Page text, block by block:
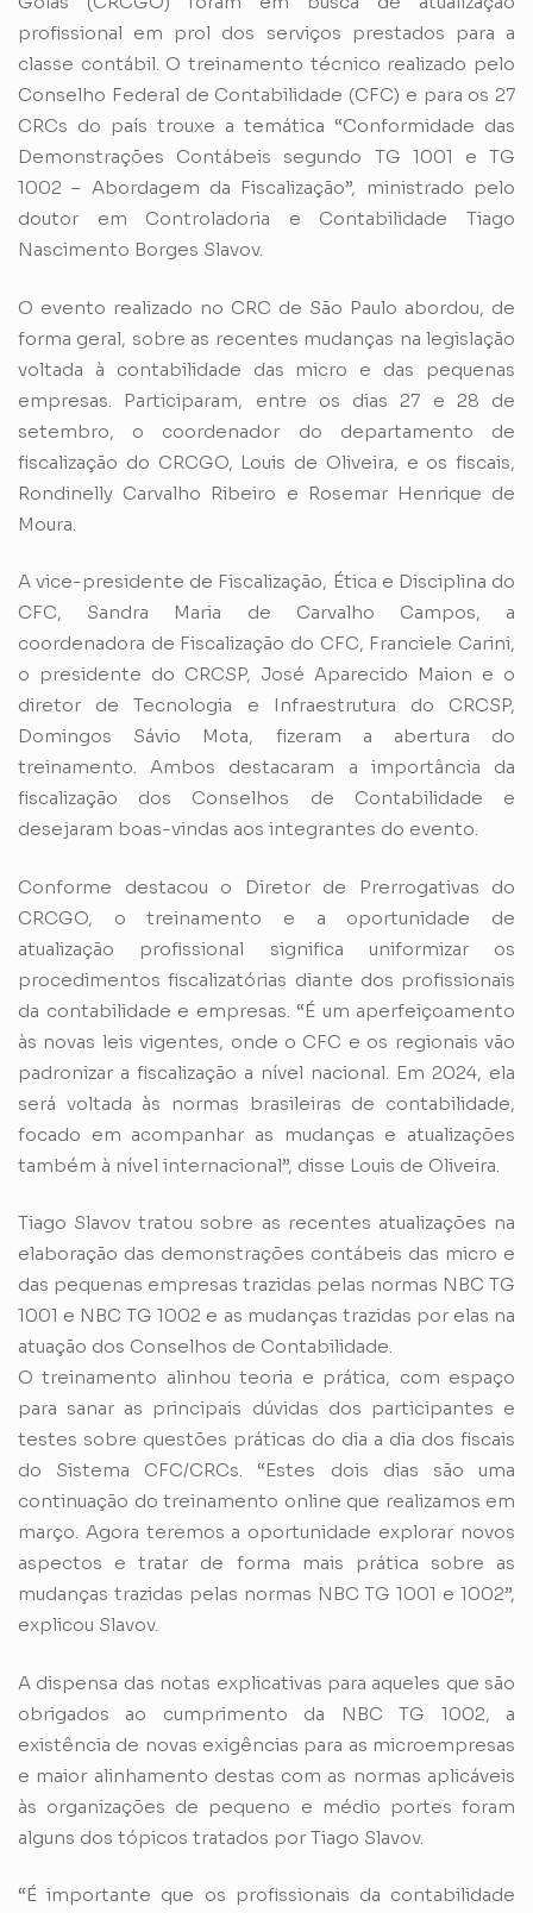
profissional em prol dos serviços prestados para a
classe contábil. O treinamento técnico realizado pelo
Conselho Federal de Contabilidade (CFC) e para os 27
CRCs do país trouxe a temática “Conformidade das
Demonstrações Contábeis segundo TG 1001 e TG
1002 – Abordagem da Fiscalização”, ministrado pelo
doutor em Controladoria e Contabilidade Tiago
Nascimento Borges Slavov.
O evento realizado no CRC de São Paulo abordou, de
forma geral, sobre as recentes mudanças na legislação
voltada à contabilidade das micro e das pequenas
empresas. Participaram, entre os dias 27 e 28 de
setembro, o coordenador do departamento de
fiscalização do CRCGO, Louis de Oliveira, e os fiscais,
Rondinelly Carvalho Ribeiro e Rosemar Henrique de
Moura.
A vice-presidente de Fiscalização, Ética e Disciplina do
CFC, Sandra Maria de Carvalho Campos, a
coordenadora de Fiscalização do CFC, Franciele Carini,
o presidente do CRCSP, José Aparecido Maion e o
diretor de Tecnologia e Infraestrutura do CRCSP,
Domingos Sávio Mota, fizeram a abertura do
treinamento. Ambos destacaram a importância da
fiscalização dos Conselhos de Contabilidade e
desejaram boas-vindas aos integrantes do evento.
Conforme destacou o Diretor de Prerrogativas do
CRCGO, o treinamento e a oportunidade de
atualização profissional significa uniformizar os
procedimentos fiscalizatórias diante dos profissionais
da contabilidade e empresas. “É um aperfeiçoamento
às novas leis vigentes, onde o CFC e os regionais vão
padronizar a fiscalização a nível nacional. Em 2024, ela
será voltada às normas brasileiras de contabilidade,
focado em acompanhar as mudanças e atualizações
também à nível internacional”, disse Louis de Oliveira.
Tiago Slavov tratou sobre as recentes atualizações na
elaboração das demonstrações contábeis das micro e
das pequenas empresas trazidas pelas normas NBC TG
1001 e NBC TG 1002 e as mudanças trazidas por elas na
atuação dos Conselhos de Contabilidade.
O treinamento alinhou teoria e prática, com espaço
para sanar as principais dúvidas dos participantes e
testes sobre questões práticas do dia a dia dos fiscais
do Sistema CFC/CRCs. “Estes dois dias são uma
continuação do treinamento online que realizamos em
março. Agora teremos a oportunidade explorar novos
aspectos e tratar de forma mais prática sobre as
mudanças trazidas pelas normas NBC TG 1001 e 1002”,
explicou Slavov.
A dispensa das notas explicativas para aqueles que são
obrigados ao cumprimento da NBC TG 1002, a
existência de novas exigências para as microempresas
e maior alinhamento destas com as normas aplicáveis
às organizações de pequeno e médio portes foram
alguns dos tópicos tratados por Tiago Slavov.
“É importante que os profissionais da contabilidade